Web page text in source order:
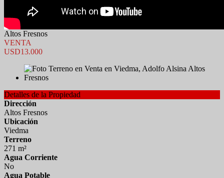
Altos Fresnos
VENTA
USD13.000
Detalles de la Propiedad
Dirección
Altos Fresnos
Ubicación
Viedma
Terreno
271 m²
Agua Corriente
No
Agua Potable